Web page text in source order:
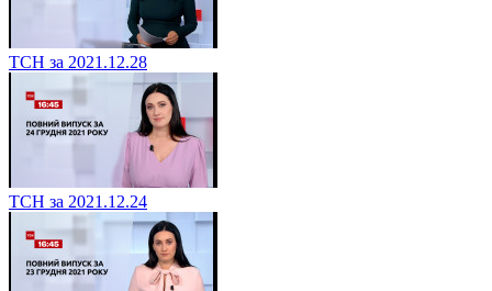
ТСН за 2021.12.28
ТСН за 2021.12.24